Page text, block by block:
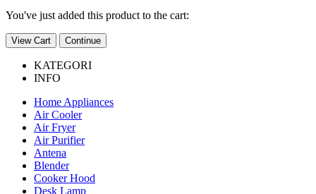
You've just added this product to the cart:
View Cart Continue
KATEGORI
INFO
Home Appliances
Air Cooler
Air Fryer
Air Purifier
Antena
Blender
Cooker Hood
Desk Lamp